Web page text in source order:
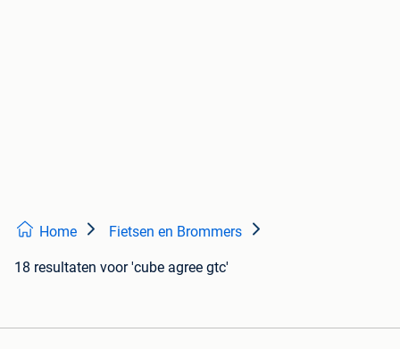
Home Fietsen en Brommers
18 resultaten voor 'cube agree gtc'